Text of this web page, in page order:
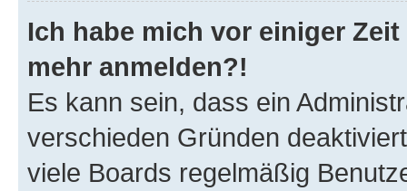
Ich habe mich vor einiger
mehr anmelden?!
Es kann sein, dass ein
verschieden Gründen
viele Boards regelmäßig